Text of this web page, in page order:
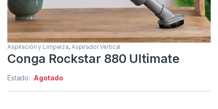
Aspiración y Limpieza, Aspirador Vertical
Conga Rockstar 880 Ultimate
Estado: Agotado